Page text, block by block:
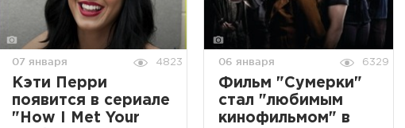
07 января 4823
Кэти Перри
появится в сериале
"How I Met Your
06 января 6329
Фильм "Сумерки"
стал "любимым
кинофильмом" в